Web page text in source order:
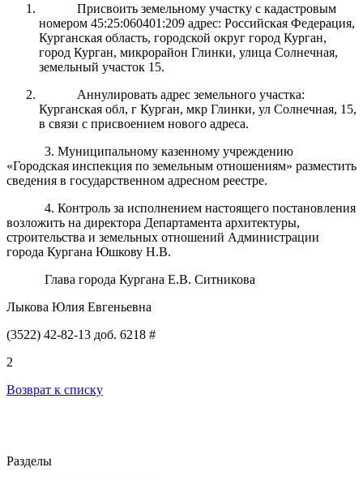
Присвоить земельному участку с кадастровым
номером 45:25:060401:209 адрес: Российская Федерация,
Курганская область, городской округ город Курган,
город Курган, микрорайон Глинки, улица Солнечная,
земельный участок 15.
Аннулировать адрес земельного участка:
Курганская обл, г Курган, мкр Глинки, ул Солнечная, 15,
в связи с присвоением нового адреса.
3. Муниципальному казенному учреждению
«Городская инспекция по земельным отношениям» разместить
сведения в государственном адресном реестре.
4. Контроль за исполнением настоящего постановления
возложить на директора Департамента архитектуры,
строительства и земельных отношений Администрации
города Кургана Юшкову Н.В.
Глава города Кургана Е.В. Ситникова
Лыкова Юлия Евгеньевна
(3522) 42-82-13 доб. 6218 #
2
Возврат к списку
Разделы